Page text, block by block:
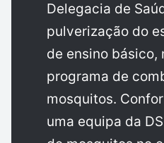
Delegacia de
pulverização do
de ensino básico,
programa de
mosquitos.
uma equipa da